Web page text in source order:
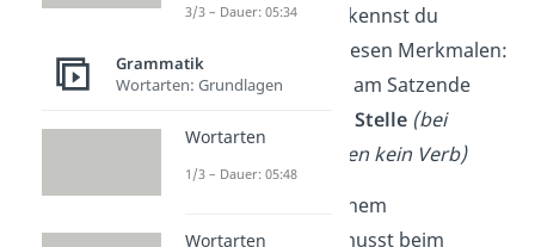
Im Schriftlichen erkennst du
Ausrufesätze an diesen Merkmalen:
→Ausrufezeichen
am Satzende
an zweiter Stelle(bei
verkürzten Ausrufen kein Verb)
Die Form ähnelt einem
Aussagesatz
. Du musst beim
3/3 – Dauer: 05:34
Grammatik
Wortarten: Grundlagen
Wortarten
1/3 – Dauer: 05:48
Wortarten